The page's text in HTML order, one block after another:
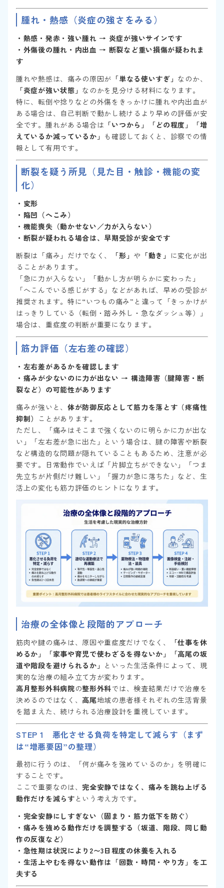
腫れ・熱感（炎症の強さをみる）
・熱感・発赤・強い腫れ → 炎症が強いサインです
・外傷後の腫れ・内出血 → 断裂など重い損傷が疑われま
す
腫れや熱感は、痛みの原因が 「単なる使いすぎ」 なのか、
「炎症が強い状態」 なのかを見分ける材料になります。
特に、転倒や捻りなどの外傷をきっかけに腫れや内出血が
ある場合は、自己判断で動かし続けるより早めの評価が安
全です。腫れがある場合は 「いつから」「どの程度」「増
えているか減っているか」 も確認しておくと、診察での情
報として有用です。
断裂を疑う所見（見た目・触診・機能の変
化）
・変形
・陥凹（へこみ）
・機能喪失（動かせない／力が入らない）
・断裂が疑われる場合は、早期受診が安全です
断裂は「痛み」だけでなく、
「形」 や 「動き」 に変化が出
ることがあります。
「急に力が入らない」「動かし方が明らかに変わった」
「へこんでいる感じがする」などがあれば、早めの受診が
推奨されます。特に“いつもの痛み”と違って「きっかけが
はっきりしている（転倒・踏み外し・急なダッシュ等）」
場合は、重症度の判断が重要になります。
筋力評価（左右差の確認）
・左右差があるかを確認します
・痛みが少ないのに力が出ない → 構造障害（腱障害・断
裂など）の可能性があります
痛みが強いと、 体が防御反応として筋力を落とす（疼痛性
抑制）
ことがあります。
ただし、「痛みはそこまで強くないのに明らかに力が出な
い」「左右差が急に出た」という場合は、腱の障害や断裂
など構造的な問題が隠れていることもあるため、注意が必
要です。日常動作でいえば「片脚立ちができない」「つま
先立ちが片側だけ難しい」「握力が急に落ちた」など、生
活上の変化も筋力評価のヒントになります。
治療の全体像と段階的アプローチ
筋肉や腱の痛みは、原因や重症度だけでなく、
「仕事を休
めるか」「家事や育児で使わざるを得ないか」「高尾の坂
道や階段を避けられるか」 といった生活条件によって、現
実的な治療の組み立て方が変わります。
高月整形外科病院の整形外科では、検査結果だけで治療を
決めるのではなく、 高尾地域の患者様それぞれの生活背景
を踏まえた、続けられる治療設計を重視しています。
STEP 1 悪化させる負荷を特定して減らす（まず
は“増悪要因”の整理）
最初に行うのは、「何が痛みを強めているのか」を明確に
することです。
ここで重要なのは、 完全安静ではなく、痛みを跳ね上げる
動作だけを減らす という考え方です。
・完全安静にしすぎない（固まり・筋力低下を防ぐ）
・痛みを強める動作だけを調整する（坂道、階段、同じ動
作の反復など）
・急性期は状況により2〜3日程度の休養を入れる
・生活上やむを得ない動作は「回数・時間・やり方」を工
夫する